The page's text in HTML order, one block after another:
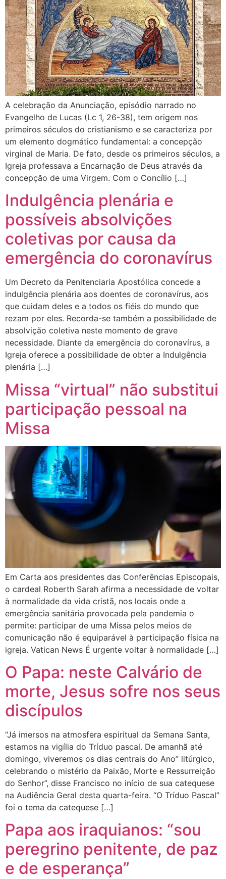
A celebração da Anunciação, episódio narrado no
Evangelho de Lucas (Lc 1, 26-38), tem origem nos
primeiros séculos do cristianismo e se caracteriza por
um elemento dogmático fundamental: a concepção
virginal de Maria. De fato, desde os primeiros séculos, a
Igreja professava a Encarnação de Deus através da
concepção de uma Virgem. Com o Concílio […]
Indulgência plenária e
possíveis absolvições
coletivas por causa da
emergência do coronavírus
Um Decreto da Penitenciaria Apostólica concede a
indulgência plenária aos doentes de coronavírus, aos
que cuidam deles e a todos os fiéis do mundo que
rezam por eles. Recorda-se também a possibilidade de
absolvição coletiva neste momento de grave
necessidade. Diante da emergência do coronavírus, a
Igreja oferece a possibilidade de obter a Indulgência
plenária […]
Missa “virtual” não substitui
participação pessoal na
Missa
Em Carta aos presidentes das Conferências Episcopais,
o cardeal Roberth Sarah afirma a necessidade de voltar
à normalidade da vida cristã, nos locais onde a
emergência sanitária provocada pela pandemia o
permite: participar de uma Missa pelos meios de
comunicação não é equiparável à participação física na
igreja. Vatican News É urgente voltar à normalidade […]
O Papa: neste Calvário de
morte, Jesus sofre nos seus
discípulos
“Já imersos na atmosfera espiritual da Semana Santa,
estamos na vigília do Tríduo pascal. De amanhã até
domingo, viveremos os dias centrais do Ano” litúrgico,
celebrando o mistério da Paixão, Morte e Ressurreição
do Senhor”, disse Francisco no início de sua catequese
na Audiência Geral desta quarta-feira. “O Tríduo Pascal”
foi o tema da catequese […]
Papa aos iraquianos: “sou
peregrino penitente, de paz
e de esperança”